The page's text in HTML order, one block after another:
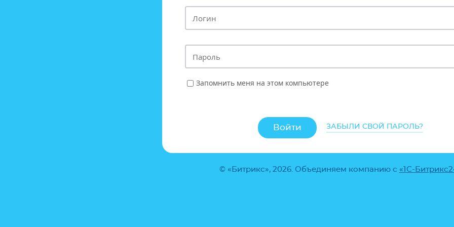
Запомнить меня на этом компьютере
ЗАБЫЛИ СВОЙ ПАРОЛЬ?
© «Битрикс», 2026. Объединяем компанию с «1С-